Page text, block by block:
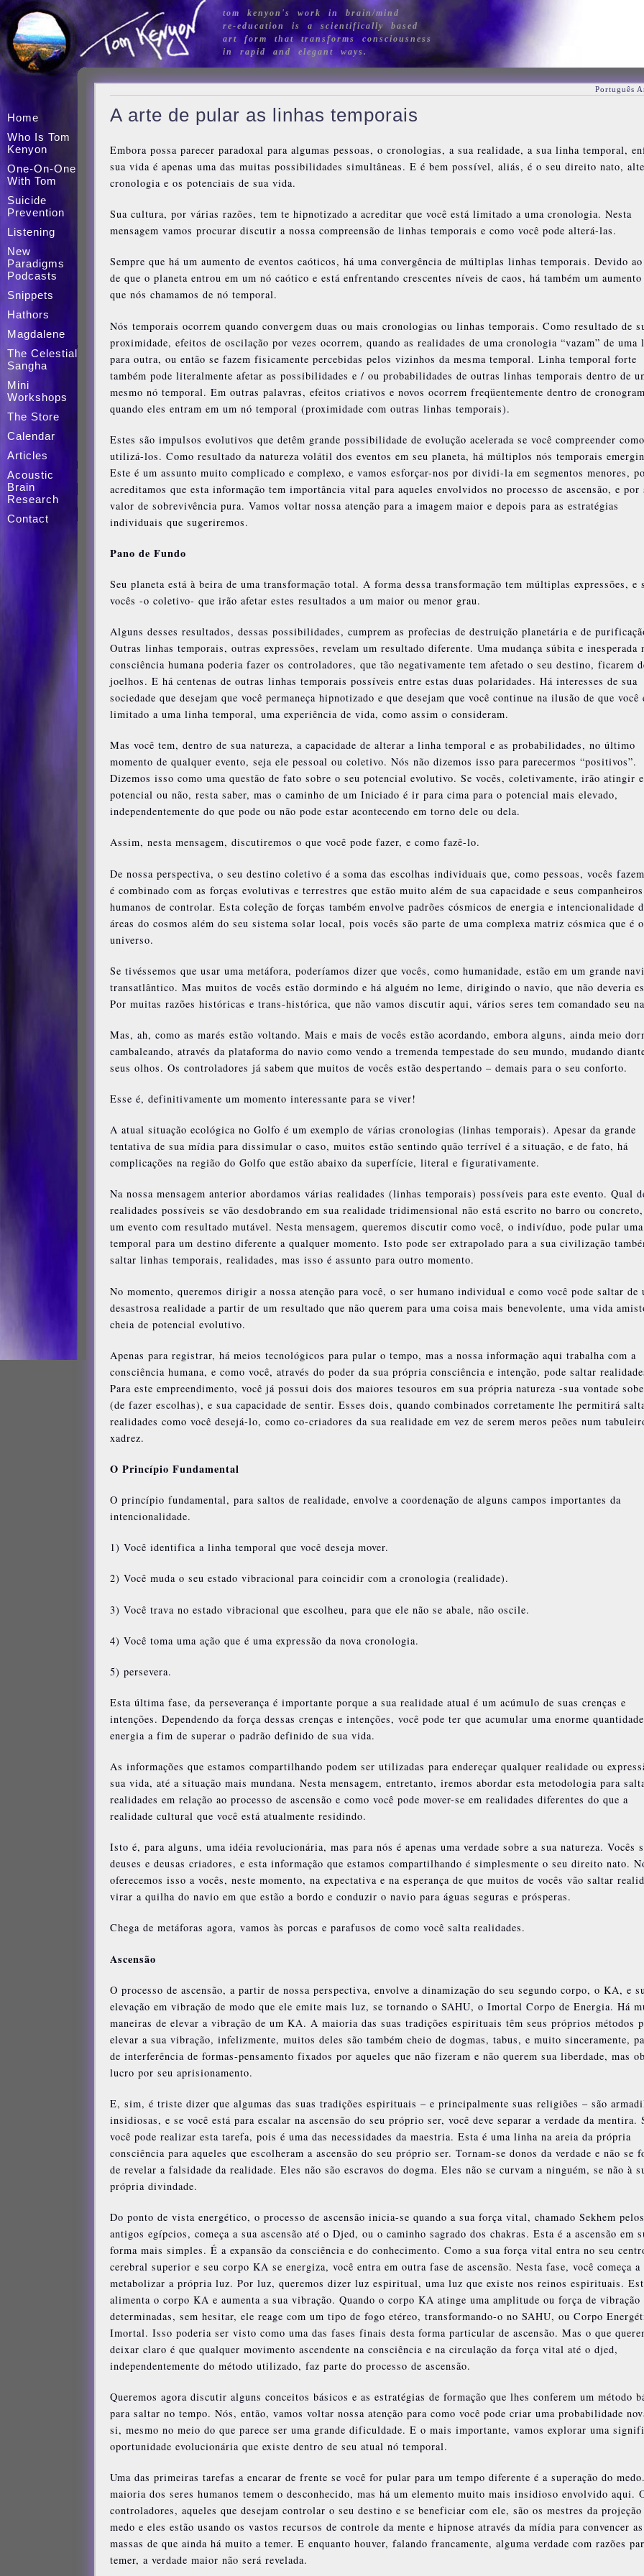
Home
Who Is Tom
Kenyon
One-On-One
With Tom
Suicide
Prevention
Listening
New
Paradigms
Podcasts
Snippets
Hathors
Magdalene
The Celestial
Sangha
Mini
Workshops
The Store
Calendar
Articles
Acoustic
Brain
Research
Contact
tom kenyon's work in brain/mind
re-education is a scientifically based
art form that transforms consciousness
in rapid and elegant ways.
Português
A arte de pular as linhas temporais
Embora possa parecer paradoxal para algumas pessoas, o cronologias, a sua realidade, a sua linha temporal,
sua vida é apenas uma das muitas possibilidades simultâneas. E é bem possível, aliás, é o seu direito nato,
cronologia e os potenciais de sua vida.
Sua cultura, por várias razões, tem te hipnotizado a acreditar que você está limitado a uma cronologia. Nesta
mensagem vamos procurar discutir a nossa compreensão de linhas temporais e como você pode alterá-las.
Sempre que há um aumento de eventos caóticos, há uma convergência de múltiplas linhas temporais. Devido
de que o planeta entrou em um nó caótico e está enfrentando crescentes níveis de caos, há também um aumento
que nós chamamos de nó temporal.
Nós temporais ocorrem quando convergem duas ou mais cronologias ou linhas temporais. Como resultado de
proximidade, efeitos de oscilação por vezes ocorrem, quando as realidades de uma cronologia “vazam” de uma
para outra, ou então se fazem fisicamente percebidas pelos vizinhos da mesma temporal. Linha temporal forte
também pode literalmente afetar as possibilidades e / ou probabilidades de outras linhas temporais dentro de
mesmo nó temporal. Em outras palavras, efeitos criativos e novos ocorrem freqüentemente dentro de
quando eles entram em um nó temporal (proximidade com outras linhas temporais).
Estes são impulsos evolutivos que detêm grande possibilidade de evolução acelerada se você compreender como
utilizá-los. Como resultado da natureza volátil dos eventos em seu planeta, há múltiplos nós temporais
Este é um assunto muito complicado e complexo, e vamos esforçar-nos por dividi-la em segmentos menores,
acreditamos que esta informação tem importância vital para aqueles envolvidos no processo de ascensão, e por
valor de sobrevivência pura. Vamos voltar nossa atenção para a imagem maior e depois para as estratégias
individuais que sugeriremos.
Pano de Fundo
Seu planeta está à beira de uma transformação total. A forma dessa transformação tem múltiplas expressões, e
vocês -o coletivo- que irão afetar estes resultados a um maior ou menor grau.
Alguns desses resultados, dessas possibilidades, cumprem as profecias de destruição planetária e de
Outras linhas temporais, outras expressões, revelam um resultado diferente. Uma mudança súbita e inesperada
consciência humana poderia fazer os controladores, que tão negativamente tem afetado o seu destino, ficarem
joelhos. E há centenas de outras linhas temporais possíveis entre estas duas polaridades. Há interesses de sua
sociedade que desejam que você permaneça hipnotizado e que desejam que você continue na ilusão de que você
limitado a uma linha temporal, uma experiência de vida, como assim o consideram.
Mas você tem, dentro de sua natureza, a capacidade de alterar a linha temporal e as probabilidades, no último
momento de qualquer evento, seja ele pessoal ou coletivo. Nós não dizemos isso para parecermos “positivos”.
Dizemos isso como uma questão de fato sobre o seu potencial evolutivo. Se vocês, coletivamente, irão atingir
potencial ou não, resta saber, mas o caminho de um Iniciado é ir para cima para o potencial mais elevado,
independentemente do que pode ou não pode estar acontecendo em torno dele ou dela.
Assim, nesta mensagem, discutiremos o que você pode fazer, e como fazê-lo.
De nossa perspectiva, o seu destino coletivo é a soma das escolhas individuais que, como pessoas, vocês
é combinado com as forças evolutivas e terrestres que estão muito além de sua capacidade e seus companheiros
humanos de controlar. Esta coleção de forças também envolve padrões cósmicos de energia e intencionalidade
áreas do cosmos além do seu sistema solar local, pois vocês são parte de uma complexa matriz cósmica que é
universo.
Se tivéssemos que usar uma metáfora, poderíamos dizer que vocês, como humanidade, estão em um grande
transatlântico. Mas muitos de vocês estão dormindo e há alguém no leme, dirigindo o navio, que não deveria
Por muitas razões históricas e trans-histórica, que não vamos discutir aqui, vários seres tem comandado seu
Mas, ah, como as marés estão voltando. Mais e mais de vocês estão acordando, embora alguns, ainda meio
cambaleando, através da plataforma do navio como vendo a tremenda tempestade do seu mundo, mudando
seus olhos. Os controladores já sabem que muitos de vocês estão despertando – demais para o seu conforto.
Esse é, definitivamente um momento interessante para se viver!
A atual situação ecológica no Golfo é um exemplo de várias cronologias (linhas temporais). Apesar da grande
tentativa de sua mídia para dissimular o caso, muitos estão sentindo quão terrível é a situação, e de fato, há
complicações na região do Golfo que estão abaixo da superfície, literal e figurativamente.
Na nossa mensagem anterior abordamos várias realidades (linhas temporais) possíveis para este evento. Qual
realidades possíveis se vão desdobrando em sua realidade tridimensional não está escrito no barro ou
um evento com resultado mutável. Nesta mensagem, queremos discutir como você, o indivíduo, pode pular
temporal para um destino diferente a qualquer momento. Isto pode ser extrapolado para a sua civilização
saltar linhas temporais, realidades, mas isso é assunto para outro momento.
No momento, queremos dirigir a nossa atenção para você, o ser humano individual e como você pode saltar de
desastrosa realidade a partir de um resultado que não querem para uma coisa mais benevolente, uma vida
cheia de potencial evolutivo.
Apenas para registrar, há meios tecnológicos para pular o tempo, mas a nossa informação aqui trabalha com a
consciência humana, e como você, através do poder da sua própria consciência e intenção, pode saltar
Para este empreendimento, você já possui dois dos maiores tesouros em sua própria natureza -sua vontade
(de fazer escolhas), e sua capacidade de sentir. Esses dois, quando combinados corretamente lhe permitirá
realidades como você desejá-lo, como co-criadores da sua realidade em vez de serem meros peões num
xadrez.
O Princípio Fundamental
O princípio fundamental, para saltos de realidade, envolve a coordenação de alguns campos importantes da
intencionalidade.
1) Você identifica a linha temporal que você deseja mover.
2) Você muda o seu estado vibracional para coincidir com a cronologia (realidade).
3) Você trava no estado vibracional que escolheu, para que ele não se abale, não oscile.
4) Você toma uma ação que é uma expressão da nova cronologia.
5) persevera.
Esta última fase, da perseverança é importante porque a sua realidade atual é um acúmulo de suas crenças e
intenções. Dependendo da força dessas crenças e intenções, você pode ter que acumular uma enorme
energia a fim de superar o padrão definido de sua vida.
As informações que estamos compartilhando podem ser utilizadas para endereçar qualquer realidade ou
sua vida, até a situação mais mundana. Nesta mensagem, entretanto, iremos abordar esta metodologia para
realidades em relação ao processo de ascensão e como você pode mover-se em realidades diferentes do que a
realidade cultural que você está atualmente residindo.
Isto é, para alguns, uma idéia revolucionária, mas para nós é apenas uma verdade sobre a sua natureza. Vocês
deuses e deusas criadores, e esta informação que estamos compartilhando é simplesmente o seu direito nato.
oferecemos isso a vocês, neste momento, na expectativa e na esperança de que muitos de vocês vão saltar
virar a quilha do navio em que estão a bordo e conduzir o navio para águas seguras e prósperas.
Chega de metáforas agora, vamos às porcas e parafusos de como você salta realidades.
Ascensão
O processo de ascensão, a partir de nossa perspectiva, envolve a dinamização do seu segundo corpo, o KA, e
elevação em vibração de modo que ele emite mais luz, se tornando o SAHU, o Imortal Corpo de Energia. Há
maneiras de elevar a vibração de um KA. A maioria das suas tradições espirituais têm seus próprios métodos
elevar a sua vibração, infelizmente, muitos deles são também cheio de dogmas, tabus, e muito sinceramente,
de interferência de formas-pensamento fixados por aqueles que não fizeram e não querem sua liberdade, mas
lucro por seu aprisionamento.
E, sim, é triste dizer que algumas das suas tradições espirituais – e principalmente suas religiões – são
insidiosas, e se você está para escalar na ascensão do seu próprio ser, você deve separar a verdade da mentira.
você pode realizar esta tarefa, pois é uma das necessidades da maestria. Esta é uma linha na areia da própria
consciência para aqueles que escolheram a ascensão do seu próprio ser. Tornam-se donos da verdade e não se
de revelar a falsidade da realidade. Eles não são escravos do dogma. Eles não se curvam a ninguém, se não à
própria divindade.
Do ponto de vista energético, o processo de ascensão inicia-se quando a sua força vital, chamado Sekhem pelos
antigos egípcios, começa a sua ascensão até o Djed, ou o caminho sagrado dos chakras. Esta é a ascensão em
forma mais simples. É a expansão da consciência e do conhecimento. Como a sua força vital entra no seu
cerebral superior e seu corpo KA se energiza, você entra em outra fase de ascensão. Nesta fase, você começa a
metabolizar a própria luz. Por luz, queremos dizer luz espiritual, uma luz que existe nos reinos espirituais.
alimenta o corpo KA e aumenta a sua vibração. Quando o corpo KA atinge uma amplitude ou força de vibração
determinadas, sem hesitar, ele reage com um tipo de fogo etéreo, transformando-o no SAHU, ou Corpo
Imortal. Isso poderia ser visto como uma das fases finais desta forma particular de ascensão. Mas o que
deixar claro é que qualquer movimento ascendente na consciência e na circulação da força vital até o djed,
independentemente do método utilizado, faz parte do processo de ascensão.
Queremos agora discutir alguns conceitos básicos e as estratégias de formação que lhes conferem um método
para saltar no tempo. Nós, então, vamos voltar nossa atenção para como você pode criar uma probabilidade
si, mesmo no meio do que parece ser uma grande dificuldade. E o mais importante, vamos explorar uma
oportunidade evolucionária que existe dentro de seu atual nó temporal.
Uma das primeiras tarefas a encarar de frente se você for pular para um tempo diferente é a superação do
maioria dos seres humanos temem o desconhecido, mas há um elemento muito mais insidioso envolvido aqui.
controladores, aqueles que desejam controlar o seu destino e se beneficiar com ele, são os mestres da projeção
medo e eles estão usando os vastos recursos de controle da mente e hipnose através da mídia para convencer as
massas de que ainda há muito a temer. E enquanto houver, falando francamente, alguma verdade com razões
temer, a verdade maior não será revelada.